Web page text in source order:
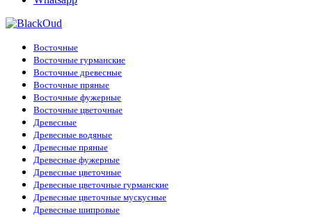
Gucci (2)
Haute Fragrance
Histoires de Parfums
Hormone Paris (5)
Hugo Boss (13)
Initio Parfums (11)
Jaguar (1)
Jean Paul Gaultier (4)
Jil Sander
Jo Malone (12)
John Varvatos (1)
Joop! (1)
Juliette Has A Gun (3)
Kajal (4)
Katty Perry (1)
Восточные
Восточные гурманские
Восточные древесные
Восточные пряные
Восточные фужерные
Восточные цветочные
Древесные
Древесные водяные
Древесные пряные
Древесные фужерные
Древесные цветочные
Древесные цветочные гурманские
Древесные цветочные мускусные
Древесные шипровые